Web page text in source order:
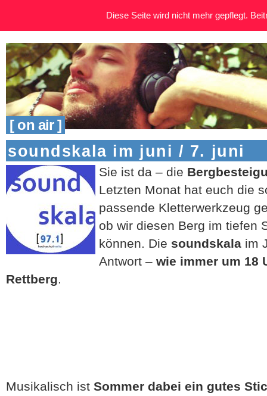
[ on air ]
soundskala im juni / 7. juni
Sie ist da – die
Letzten Monat hat euch die
passende Kletterwerkzeug
ob wir diesen Berg im tiefen
können. Die soundskala im
Antwort – wie immer um 18
Rettberg.
Musikalisch ist Sommer dabei ein gutes
Diese Seite wird nicht mehr gepflegt.